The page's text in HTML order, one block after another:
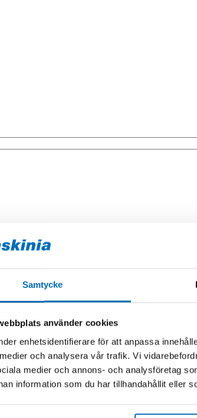
Samtycke
använder cookies
enhetsidentifierare för att anpassa
och analysera vår trafik. Vi
medier och annons- och analysföretag
information som du har tillhandahållit eller
och skopa i samma redskap.
ytor. Används för att flytta och lägga ut